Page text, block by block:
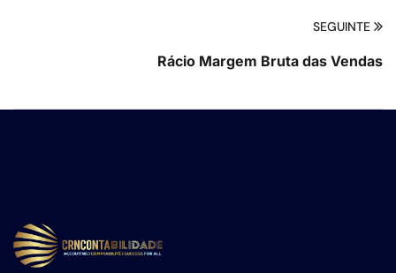
SEGUINTE
Rácio Margem Bruta das Vendas